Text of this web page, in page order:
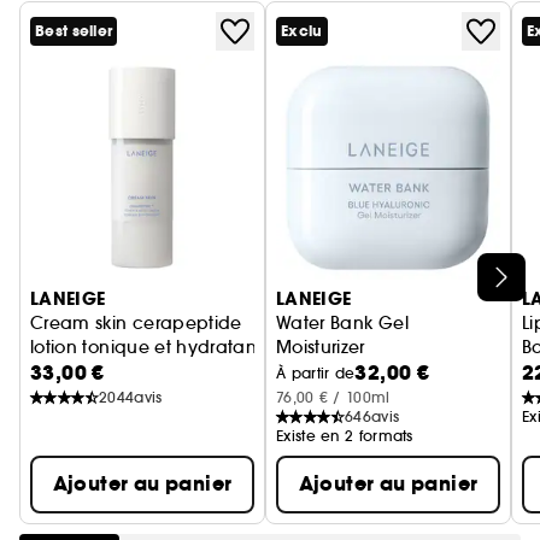
Ignorer le carrousel produits
Best seller
LANEIGE
Cream skin cerapeptide
lotion tonique et hydratante
33,00 €
2044avis
Ajouter au panier
Exclu
LANEIGE
Water Bank Gel
Moisturizer
Gel Hydratant
À partir de32,00 €
76,00 € / 100ml
646avis
Existe en 2 formats
Ajouter au panier